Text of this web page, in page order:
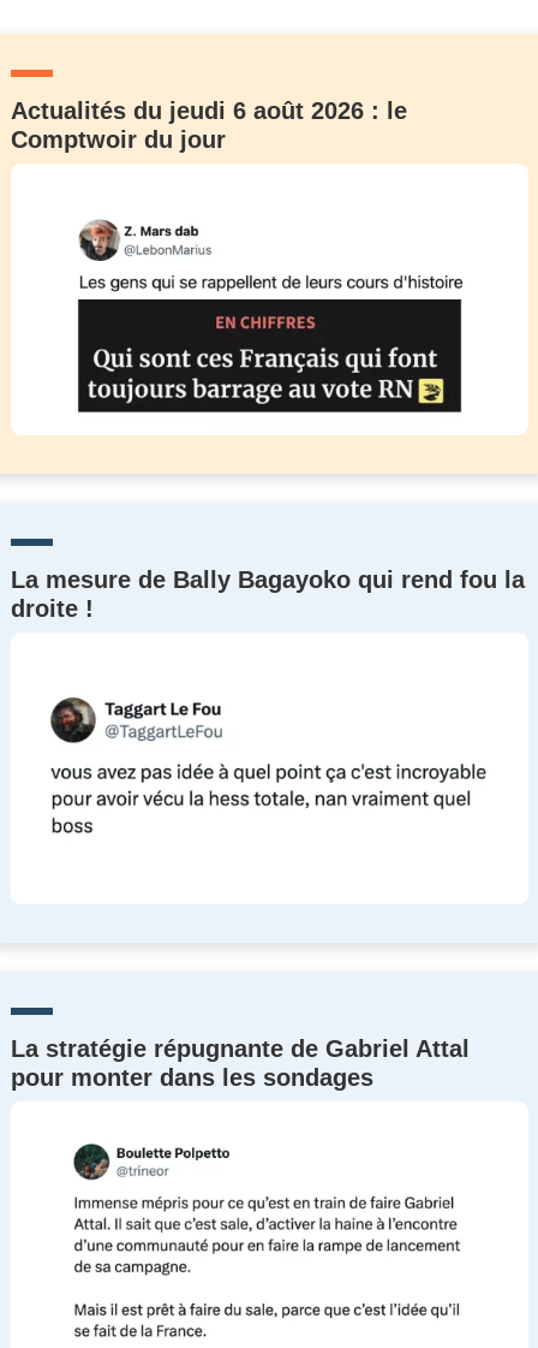
Actualités du jeudi 6 août 2026 : le
Comptwoir du jour
La mesure de Bally Bagayoko qui rend fou la
droite !
La stratégie répugnante de Gabriel Attal
pour monter dans les sondages